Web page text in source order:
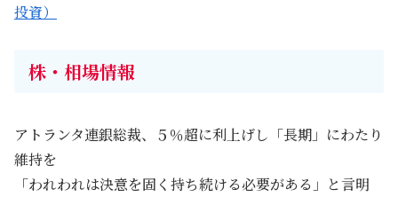
投資）
株・相場情報
アトランタ連銀総裁、５％超に利上げし「長期」にわたり
維持を
「われわれは決意を固く持ち続ける必要がある」と言明